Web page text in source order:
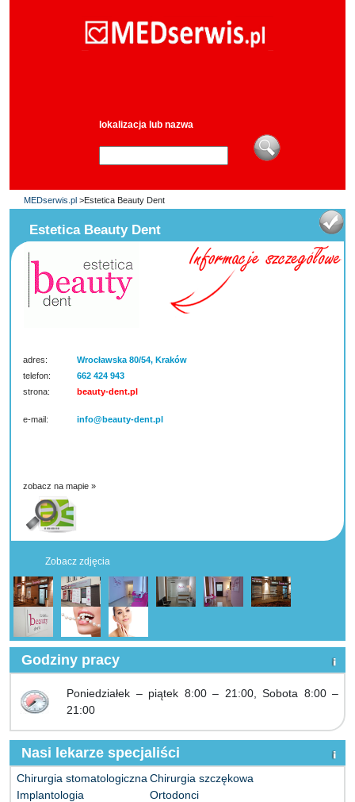
lokalizacja lub nazwa
MEDserwis.pl >Estetica Beauty Dent
Estetica Beauty Dent
adres:
Wrocławska 80/54, Kraków
telefon:
662 424 943
strona:
beauty-dent.pl
e-mail: info@beauty-dent.pl
zobacz na mapie »
Zobacz zdjęcia
Godziny pracy
Poniedziałek – piątek 8:00 – 21:00, Sobota 8:00 –
21:00
Nasi lekarze specjaliści
Chirurgia stomatologiczna Chirurgia szczękowa
Implantologia
Ortodonci